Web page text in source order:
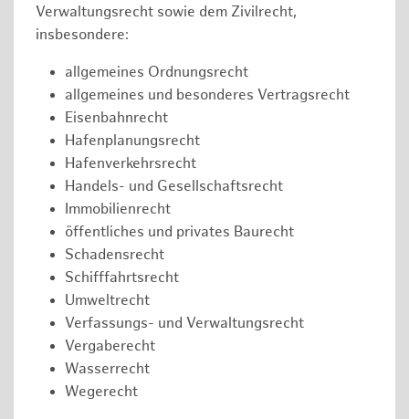
Verwaltungsrecht sowie dem Zivilrecht,
insbesondere:
allgemeines Ordnungsrecht
allgemeines und besonderes Vertragsrecht
Eisenbahnrecht
Hafenplanungsrecht
Hafenverkehrsrecht
Handels- und Gesellschaftsrecht
Immobilienrecht
öffentliches und privates Baurecht
Schadensrecht
Schifffahrtsrecht
Umweltrecht
Verfassungs- und Verwaltungsrecht
Vergaberecht
Wasserrecht
Wegerecht